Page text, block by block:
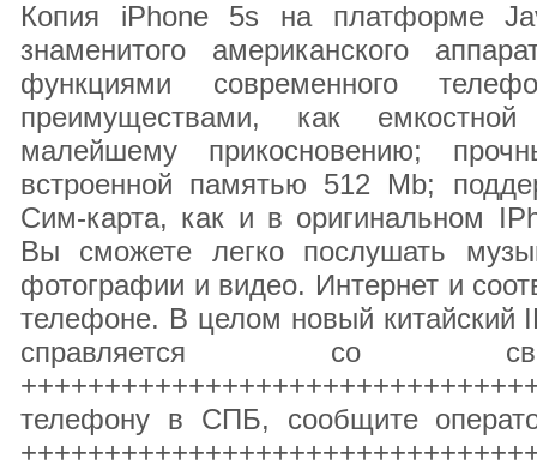
Копия iPhone 5s на платформе
знаменитого американского
функциями современного
преимуществами, как
малейшему прикосновению;
встроенной памятью 512 Mb;
Сим-карта, как и в оригинальном
Вы сможете легко послушать
фотографии и видео. Интернет и
телефоне. В целом новый китайский
справляется со
телефону в СПБ, сообщите